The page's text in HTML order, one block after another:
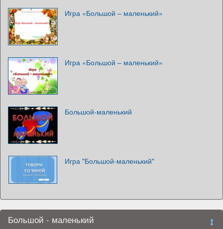
Игра «Большой – маленький»
Игра «Большой – маленький»
Большой-маленький
Игра "Большой-маленький"
Большой - маленький